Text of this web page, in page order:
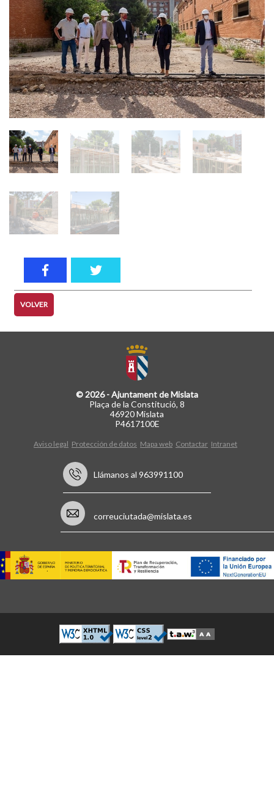
VOLVER
© 2026 - Ajuntament de Mislata
Plaça de la Constitució, 8
46920 Mislata
P4617100E
Aviso legal Protección de datos Mapa web Contactar Intranet
Llámanos al 963991100
correuciutada@mislata.es